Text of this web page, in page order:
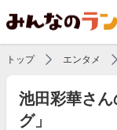
トップ エンタメ
池田彩華さ
グ」